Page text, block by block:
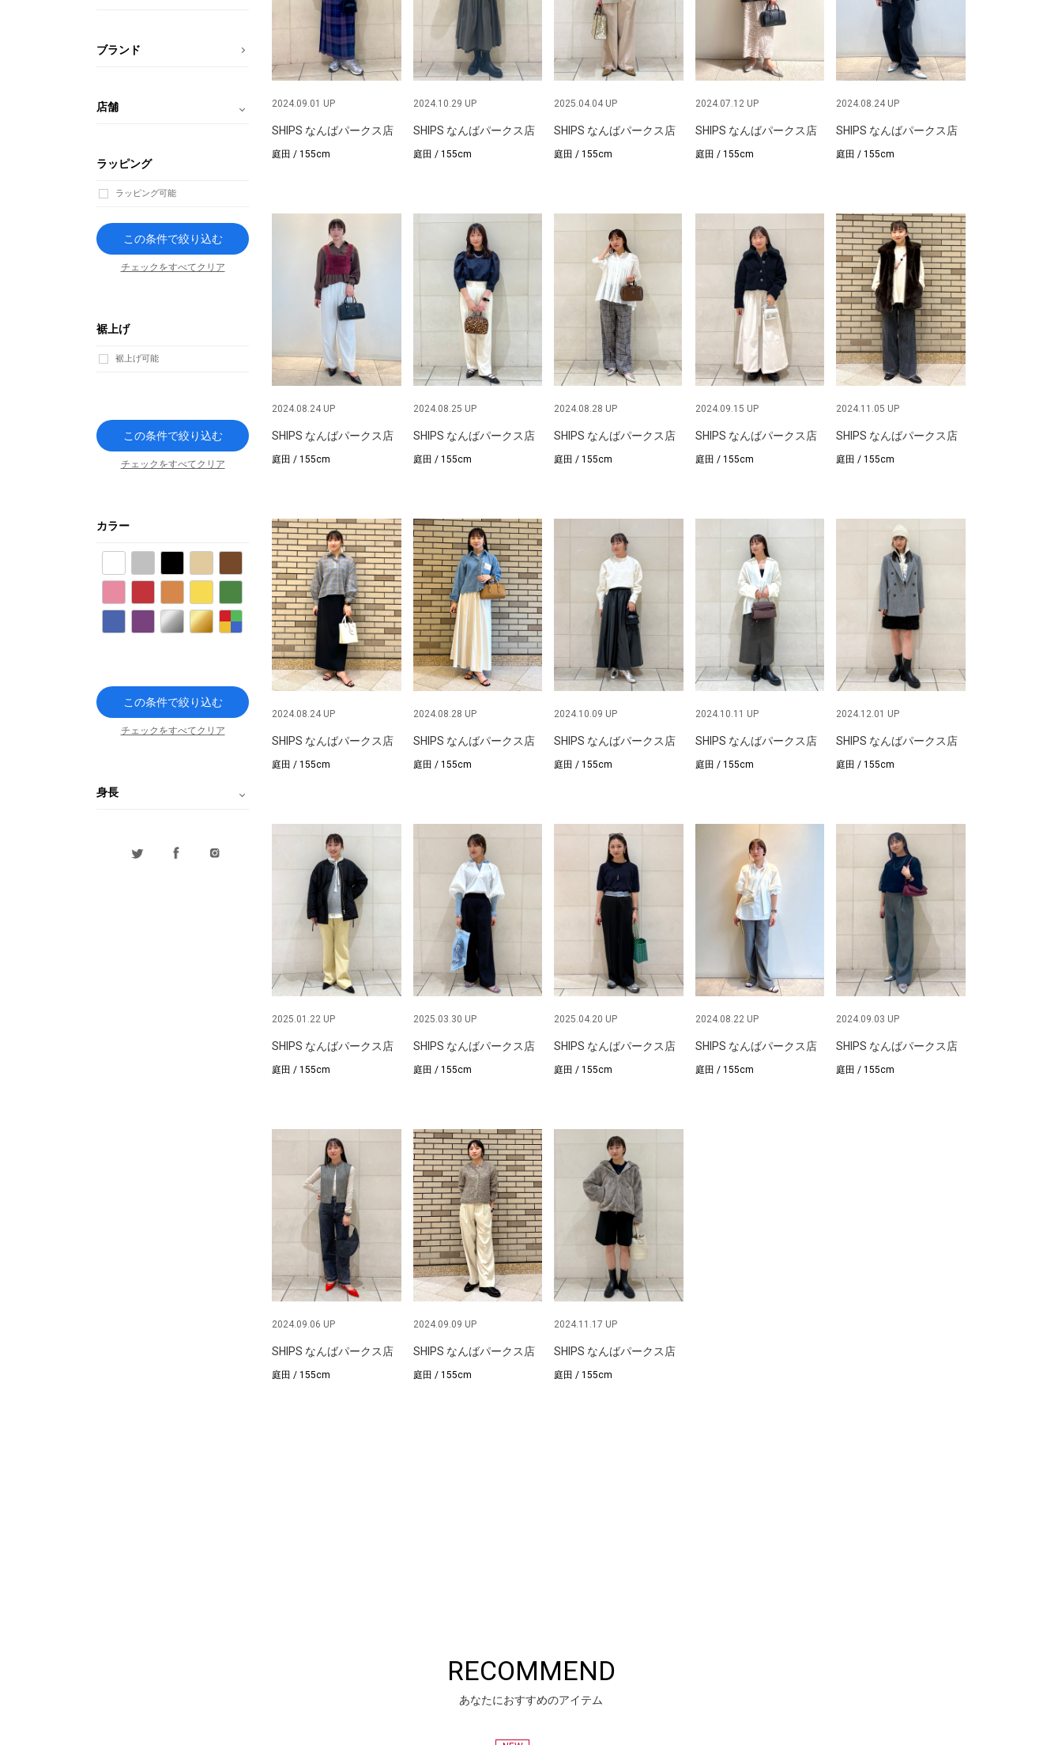
2024.09.01 UP
SHIPS なんばパークス店
庭田 / 155cm
2024.10.29 UP
SHIPS なんばパークス店
庭田 / 155cm
2025.04.04 UP
SHIPS なんばパークス店
庭田 / 155cm
2024.07.12 UP
SHIPS なんばパークス店
庭田 / 155cm
2024.08.24 UP
SHIPS なんばパークス店
庭田 / 155cm
2024.08.24 UP
SHIPS なんばパークス店
庭田 / 155cm
2024.08.25 UP
SHIPS なんばパークス店
庭田 / 155cm
2024.08.28 UP
SHIPS なんばパークス店
庭田 / 155cm
2024.09.15 UP
SHIPS なんばパークス店
庭田 / 155cm
2024.11.05 UP
SHIPS なんばパークス店
庭田 / 155cm
2024.08.24 UP
SHIPS なんばパークス店
庭田 / 155cm
2024.08.28 UP
SHIPS なんばパークス店
庭田 / 155cm
2024.10.09 UP
SHIPS なんばパークス店
庭田 / 155cm
2024.10.11 UP
SHIPS なんばパークス店
庭田 / 155cm
2024.12.01 UP
SHIPS なんばパークス店
庭田 / 155cm
2025.01.22 UP
SHIPS なんばパークス店
庭田 / 155cm
2025.03.30 UP
SHIPS なんばパークス店
庭田 / 155cm
2025.04.20 UP
SHIPS なんばパークス店
庭田 / 155cm
2024.08.22 UP
SHIPS なんばパークス店
庭田 / 155cm
2024.09.03 UP
SHIPS なんばパークス店
庭田 / 155cm
2024.09.06 UP
SHIPS なんばパークス店
庭田 / 155cm
2024.09.09 UP
SHIPS なんばパークス店
庭田 / 155cm
2024.11.17 UP
SHIPS なんばパークス店
庭田 / 155cm
ブランド
店舗
ラッピング
ラッピング可能
この条件で絞り込む
チェックをすべてクリア
裾上げ
裾上げ可能
この条件で絞り込む
チェックをすべてクリア
カラー
ブラウン
グリーン
パープル シルバー ゴールド
この条件で絞り込む
チェックをすべてクリア
身長
RECOMMEND
あなたにおすすめのアイテム